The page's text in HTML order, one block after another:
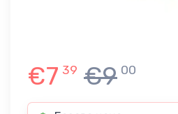
€7 39 €9 00